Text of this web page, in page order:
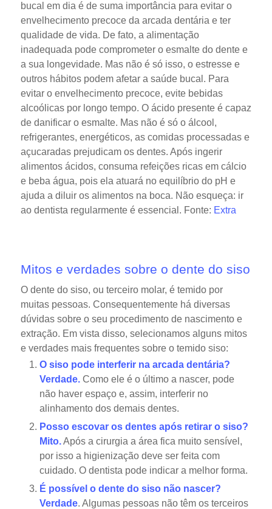
bucal em dia é de suma importância para evitar o
envelhecimento precoce da arcada dentária e ter
qualidade de vida. De fato, a alimentação
inadequada pode comprometer o esmalte do dente e
a sua longevidade. Mas não é só isso, o estresse e
outros hábitos podem afetar a saúde bucal. Para
evitar o envelhecimento precoce, evite bebidas
alcoólicas por longo tempo. O ácido presente é capaz
de danificar o esmalte. Mas não é só o álcool,
refrigerantes, energéticos, as comidas processadas e
açucaradas prejudicam os dentes. Após ingerir
alimentos ácidos, consuma refeições ricas em cálcio
e beba água, pois ela atuará no equilíbrio do pH e
ajuda a diluir os alimentos na boca. Não esqueça: ir
ao dentista regularmente é essencial. Fonte: Extra
Mitos e verdades sobre o dente do siso
O dente do siso, ou terceiro molar, é temido por
muitas pessoas. Consequentemente há diversas
dúvidas sobre o seu procedimento de nascimento e
extração. Em vista disso, selecionamos alguns mitos
e verdades mais frequentes sobre o temido siso:
O siso pode interferir na arcada dentária?
Verdade.Como ele é o último a nascer, pode
não haver espaço e, assim, interferir no
alinhamento dos demais dentes.
Posso escovar os dentes após retirar o siso?
Mito.Após a cirurgia a área fica muito sensível,
por isso a higienização deve ser feita com
cuidado. O dentista pode indicar a melhor forma.
É possível o dente do siso não nascer?
Verdade. Algumas pessoas não têm os terceiros